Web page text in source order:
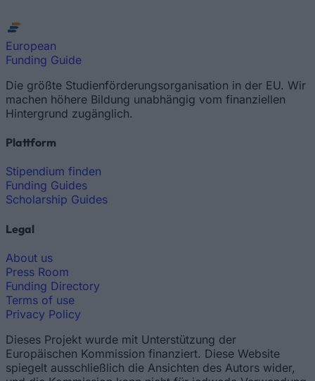
European
Funding Guide
Die größte Studienförderungsorganisation in der EU. Wir
machen höhere Bildung unabhängig vom finanziellen
Hintergrund zugänglich.
Plattform
Stipendium finden
Funding Guides
Scholarship Guides
Legal
About us
Press Room
Funding Directory
Terms of use
Privacy Policy
Dieses Projekt wurde mit Unterstützung der
Europäischen Kommission finanziert. Diese Website
spiegelt ausschließlich die Ansichten des Autors wider,